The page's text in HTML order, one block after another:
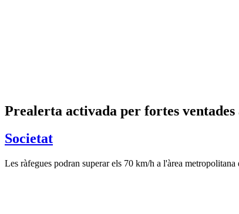
Prealerta activada per fortes
Societat
Les ràfegues podran superar els 70 km/h a l'àrea metropolitana